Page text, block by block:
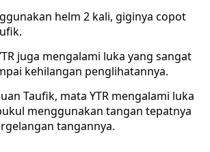
helm 2 kali, giginya copot
juga mengalami luka yang sangat
kehilangan penglihatannya.
Taufik, mata YTR mengalami luka
menggunakan tangan tepatnya
tangannya.